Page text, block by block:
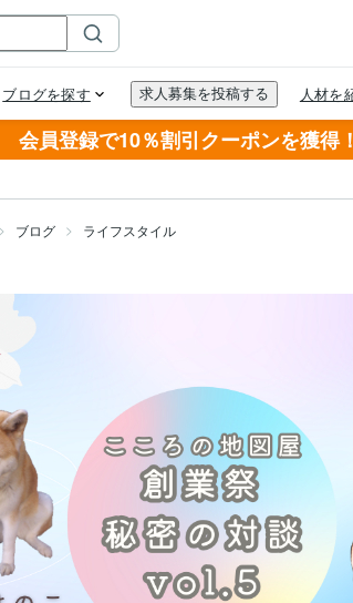
会員登録で10％割引クーポンを獲得！
ブログ ライフスタイル